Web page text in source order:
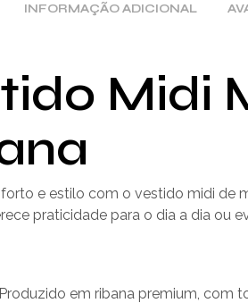
INFORMAÇÃO ADICIONAL
Midi
e estilo com o vestido midi de
praticidade para o dia a dia ou
Produzido em ribana premium, com